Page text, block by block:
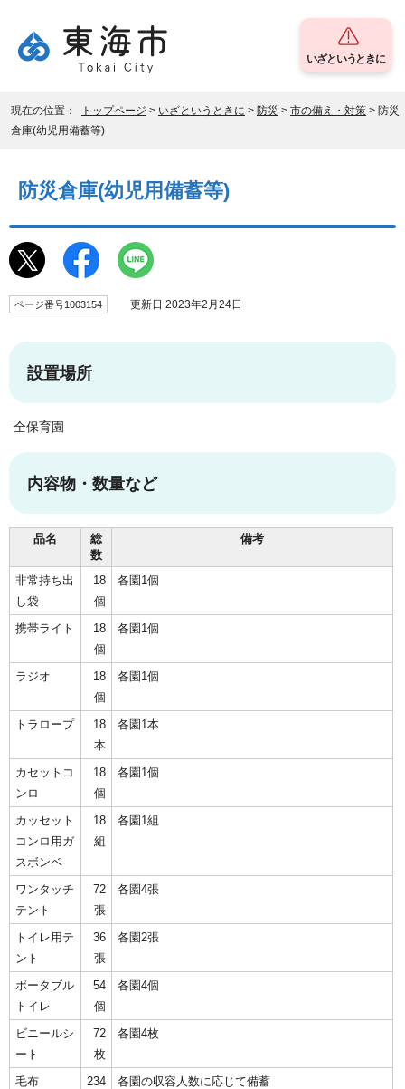
いざというときに
現在の位置： トップページ > いざというときに > 防災 > 市の備え・対策 > 防災
倉庫(幼児用備蓄等)
防災倉庫(幼児用備蓄等)
ページ番号1003154 更新日 2023年2月24日
設置場所
全保育園
内容物・数量など
品名
総
数
備考
非常持ち出
し袋
18
個
各園1個
携帯ライト
18
個
各園1個
ラジオ
18
個
各園1個
トラロープ
18
本
各園1本
カセットコ
ンロ
18
個
各園1個
カッセット
コンロ用ガ
スボンベ
18
組
各園1組
ワンタッチ
テント
72
張
各園4張
トイレ用テ
ント
36
張
各園2張
ポータブル
トイレ
54
個
各園4個
ビニールシ
ート
72
枚
各園4枚
毛布
234
各園の収容人数に応じて備蓄